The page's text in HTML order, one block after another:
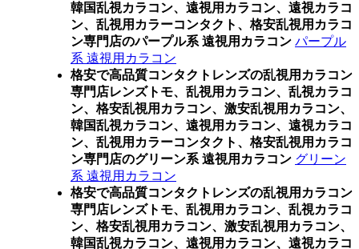
韓国乱視カラコン、遠視用カラコン、遠視カラコ
ン、乱視用カラーコンタクト、格安乱視用カラコ
ン専門店のパープル系 遠視用カラコン パープル
系 遠視用カラコン
格安で高品質コンタクトレンズの乱視用カラコン
専門店レンズトモ、乱視用カラコン、乱視カラコ
ン、格安乱視用カラコン、激安乱視用カラコン、
韓国乱視カラコン、遠視用カラコン、遠視カラコ
ン、乱視用カラーコンタクト、格安乱視用カラコ
ン専門店のグリーン系 遠視用カラコン グリーン
系 遠視用カラコン
格安で高品質コンタクトレンズの乱視用カラコン
専門店レンズトモ、乱視用カラコン、乱視カラコ
ン、格安乱視用カラコン、激安乱視用カラコン、
韓国乱視カラコン、遠視用カラコン、遠視カラコ